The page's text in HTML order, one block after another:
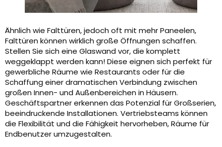
Ähnlich wie Falttüren, jedoch oft mit mehr Paneelen,
Falttüren können wirklich große Öffnungen schaffen.
Stellen Sie sich eine Glaswand vor, die komplett
weggeklappt werden kann! Diese eignen sich perfekt für
gewerbliche Räume wie Restaurants oder für die
Schaffung einer dramatischen Verbindung zwischen
großen Innen- und Außenbereichen in Häusern.
Geschäftspartner erkennen das Potenzial für Großserien,
beeindruckende Installationen. Vertriebsteams können
die Flexibilität und die Fähigkeit hervorheben, Räume für
Endbenutzer umzugestalten.